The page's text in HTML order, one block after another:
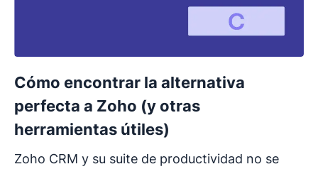
Cómo encontrar la alternativa
perfecta a Zoho (y otras
herramientas útiles)
Zoho CRM y su suite de productividad no se